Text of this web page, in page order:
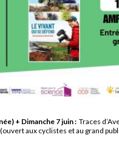
+ Dimanche 7 juin : Traces
aux cyclistes et au grand